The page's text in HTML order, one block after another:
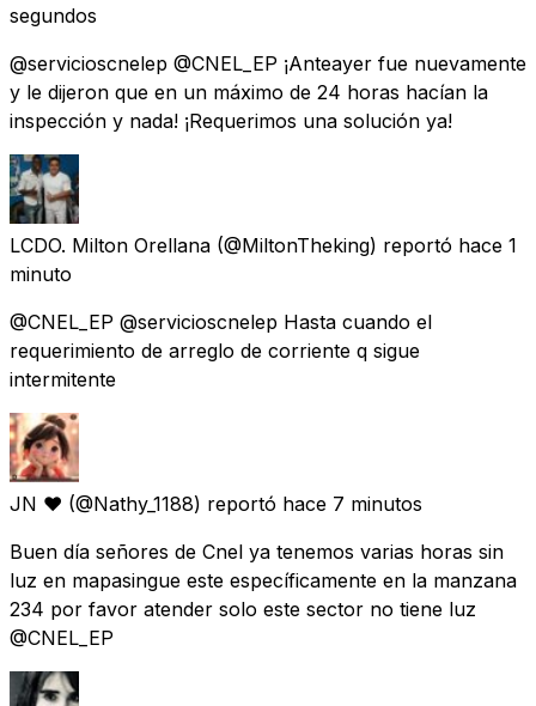
segundos
@servicioscnelep @CNEL_EP ¡Anteayer fue nuevamente
y le dijeron que en un máximo de 24 horas hacían la
inspección y nada! ¡Requerimos una solución ya!
LCDO. Milton Orellana (@MiltonTheking) reportó hace 1
minuto
@CNEL_EP @servicioscnelep Hasta cuando el
requerimiento de arreglo de corriente q sigue
intermitente
JN ❤ (@Nathy_1188) reportó hace 7 minutos
Buen día señores de Cnel ya tenemos varias horas sin
luz en mapasingue este específicamente en la manzana
234 por favor atender solo este sector no tiene luz
@CNEL_EP